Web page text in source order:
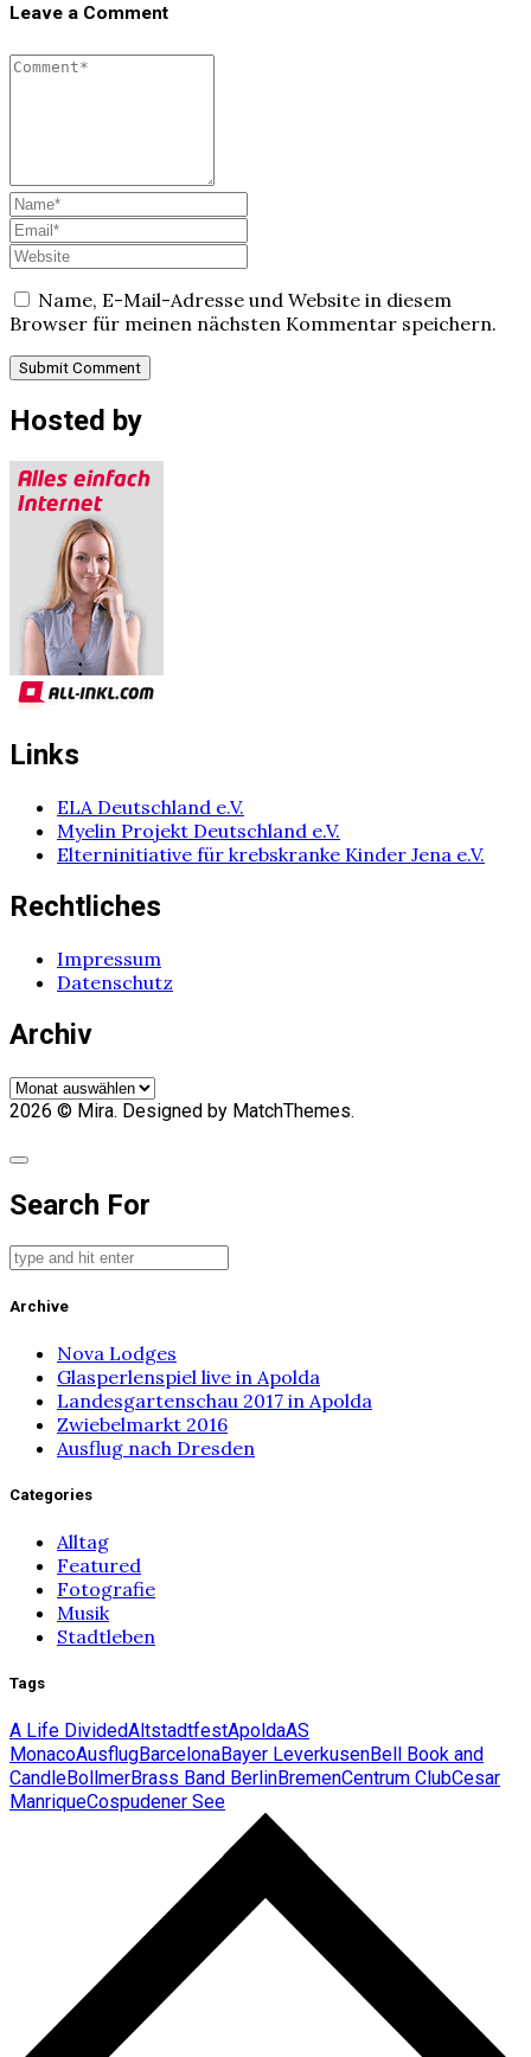
Leave a Comment
Name, E-Mail-Adresse und Website in diesem
Browser für meinen nächsten Kommentar speichern.
Hosted by
Links
ELA Deutschland e.V.
Myelin Projekt Deutschland e.V.
Elterninitiative für krebskranke Kinder Jena e.V.
Rechtliches
Impressum
Datenschutz
Archiv
Archiv
2026 © Mira. Designed by MatchThemes.
Search For
Archive
Nova Lodges
Glasperlenspiel live in Apolda
Landesgartenschau 2017 in Apolda
Zwiebelmarkt 2016
Ausflug nach Dresden
Categories
Alltag
Featured
Fotografie
Musik
Stadtleben
Tags
A Life DividedAltstadtfestApoldaAS
MonacoAusflugBarcelonaBayer LeverkusenBell Book and
CandleBollmerBrass Band BerlinBremenCentrum ClubCesar
ManriqueCospudener See